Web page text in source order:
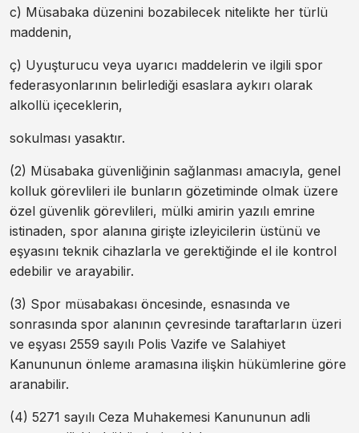
c) Müsabaka düzenini bozabilecek nitelikte her türlü
maddenin,
ç) Uyuşturucu veya uyarıcı maddelerin ve ilgili spor
federasyonlarının belirlediği esaslara aykırı olarak
alkollü içeceklerin,
sokulması yasaktır.
(2) Müsabaka güvenliğinin sağlanması amacıyla, genel
kolluk görevlileri ile bunların gözetiminde olmak üzere
özel güvenlik görevlileri, mülki amirin yazılı emrine
istinaden, spor alanına girişte izleyicilerin üstünü ve
eşyasını teknik cihazlarla ve gerektiğinde el ile kontrol
edebilir ve arayabilir.
(3) Spor müsabakası öncesinde, esnasında ve
sonrasında spor alanının çevresinde taraftarların üzeri
ve eşyası 2559 sayılı Polis Vazife ve Salahiyet
Kanununun önleme aramasına ilişkin hükümlerine göre
aranabilir.
(4) 5271 sayılı Ceza Muhakemesi Kanununun adli